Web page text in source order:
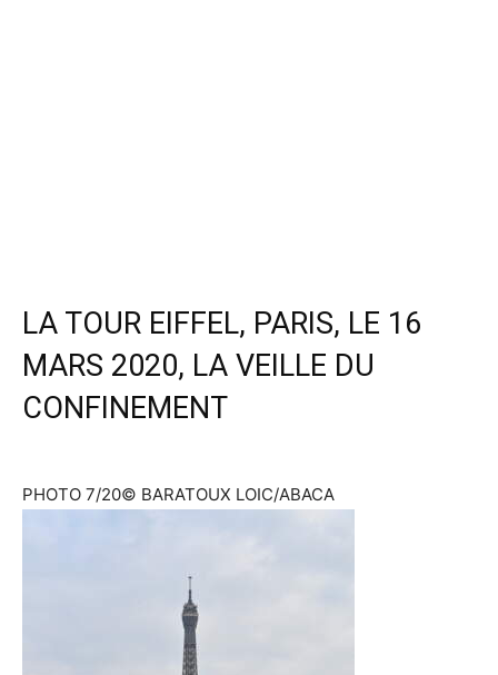
LA TOUR EIFFEL, PARIS, LE 16
MARS 2020, LA VEILLE DU
CONFINEMENT
PHOTO 7/20© BARATOUX LOIC/ABACA